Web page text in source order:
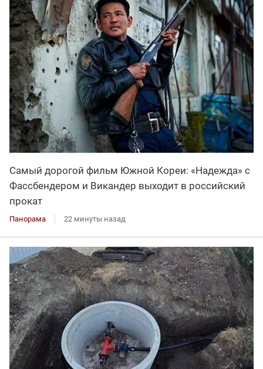
Самый дорогой фильм Южной Кореи: «Надежда» с
Фассбендером и Викандер выходит в российский
прокат
Панорама 22 минуты назад